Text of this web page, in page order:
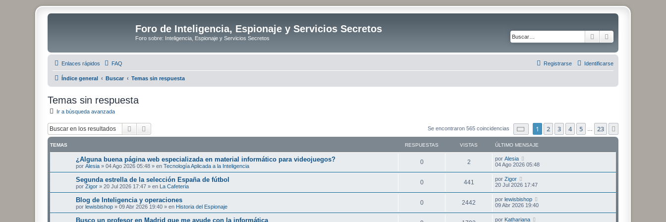
Foro de Inteligencia, Espionaje y Servicios Secretos
Foro sobre: Inteligencia, Espionaje y Servicios Secretos Buscar
Enlaces rápidos FAQ Identificarse
Registrarse
Índice general Buscar Temas sin respuesta
Temas sin respuesta
Ir a búsqueda avanzada
Buscar Se encontraron 565 coincidencias Página1 de 23
1 2 3 4 5 23
TEMAS RESPUESTAS VISTAS ÚLTIMO MENSAJE
¿Alguna buena página web especializada en material informático para videojuegos?
por Alesia » 04 Ago 2026 05:48 » en Tecnología Aplicada a la Inteligencia
0R
e
p
u
2V
i
t
a
Ú
l
m
o
m
e
n
s
a
por Alesia
04 Ago 2026 05:48
Segunda estrella de la selección España de fútbol
por Zigor » 20 Jul 2026 17:47 » en La Cafeteria
0R
e
p
441
i
t
Ú
l
m
o
m
e
por Zigor
20 Jul 2026 17:47
Blog de Inteligencia y operaciones
por lewisbishop » 09 Abr 2026 19:40 » en Historia del Espionaje
0R
e
2442
i
Ú
l
por lewisbishop
09 Abr 2026 19:40
Busco un profesor en Madrid que me ayude con la informática
Ú
por Kathariana